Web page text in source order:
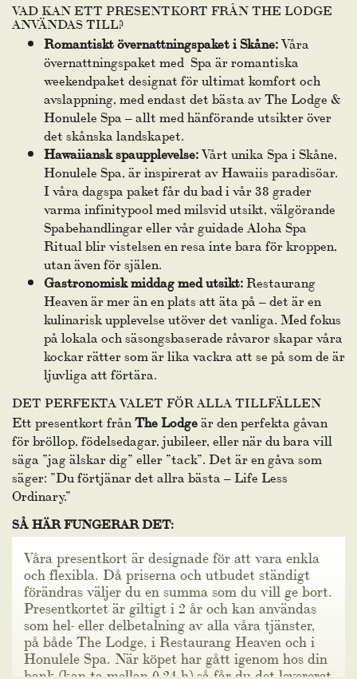
VAD KAN ETT PRESENTKORT FRÅN THE LODGE
ANVÄNDAS TILL?
Romantiskt övernattningspaket i Skåne:Våra
övernattningspaket med Spa är romantiska
weekendpaket designat för ultimat komfort och
avslappning, med endast det bästa av The Lodge &
Honulele Spa – allt med hänförande utsikter över
det skånska landskapet.
Hawaiiansk spaupplevelse:Vårt unika Spa i Skåne,
Honulele Spa, är inspirerat av Hawaiis paradisöar.
I våra dagspa paket får du bad i vår 38 grader
varma infinitypool med milsvid utsikt, välgörande
Spabehandlingar eller vår guidade Aloha Spa
Ritual blir vistelsen en resa inte bara för kroppen,
utan även för själen.
Gastronomisk middag med utsikt:Restaurang
Heavenär mer än en plats att äta på – det är en
kulinarisk upplevelse utöver det vanliga. Med fokus
på lokala och säsongsbaserade råvaror skapar våra
kockar rätter som är lika vackra att se på som de är
ljuvliga att förtära.
DET PERFEKTA VALET FÖR ALLA TILLFÄLLEN
Ett presentkort frånThe Lodgeär den perfekta gåvan
för bröllop, födelsedagar, jubileer, eller när du bara vill
säga ”jag älskar dig” eller ”tack”. Det är en gåva som
säger: ”Du förtjänar det allra bästa – Life Less
Ordinary.”
SÅ HÄR FUNGERAR DET:
Våra presentkort är designade för att vara enkla
och flexibla. Då priserna och utbudet ständigt
förändras väljer du en summa som du vill ge bort.
Presentkortet är giltigt i 2 år och kan användas
som hel- eller delbetalning av alla våra tjänster,
på både The Lodge, i Restaurang Heaven och i
Honulele Spa. När köpet har gått igenom hos din
bank (kan ta mellan 0-24 h) så får du det levererat